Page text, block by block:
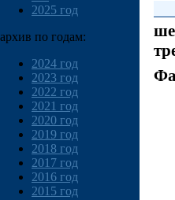
2025 год
архив по годам:
2024 год
2023 год
2022 год
2021 год
2020 год
2019 год
2018 год
2017 год
2016 год
2015 год